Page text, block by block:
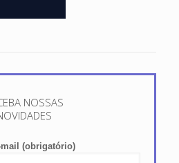
NOSSAS
mail (obrigatório)